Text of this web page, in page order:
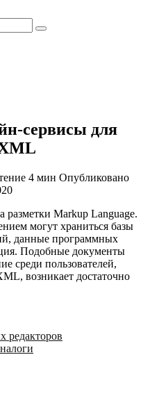
сервисы для
4 мин Опубликовано
Markup Language.
могут храниться базы
данные программных
Подобные документы
среди пользователей,
возникает достаточно
редакторов